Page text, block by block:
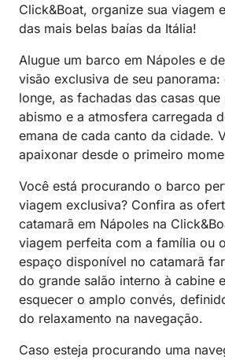
Click&Boat, organize sua viagem
das mais belas baías da Itália!
Alugue um barco em Nápoles e
visão exclusiva de seu panorama:
longe, as fachadas das casas
abismo e a atmosfera carregada
emana de cada canto da cidade.
apaixonar desde o primeiro
Você está procurando o barco
viagem exclusiva? Confira as
catamarã em Nápoles na
viagem perfeita com a família ou
espaço disponível no catamarã
do grande salão interno à cabine
esquecer o amplo convés,
do relaxamento na navegação.
Caso esteja procurando uma